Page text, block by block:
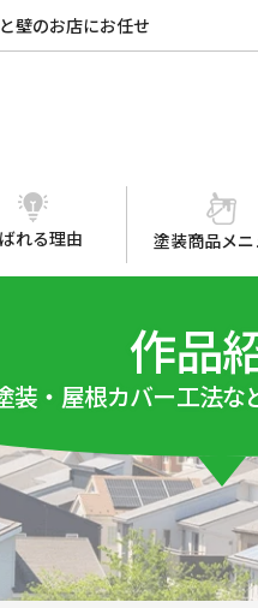
壁のお店にお任せ
れる理由 塗装商品メニ
作品
装・屋根カバー工法な